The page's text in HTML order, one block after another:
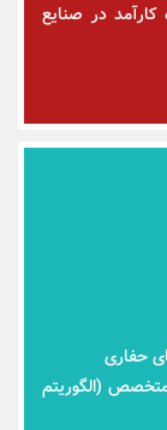
در صنایع
حفاری
متخصص (الگوریتم